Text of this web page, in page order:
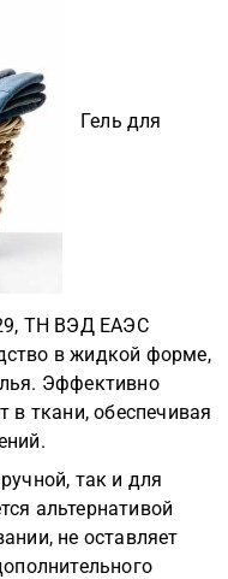
Гель для
ТН ВЭД ЕАЭС
в жидкой форме,
Эффективно
в ткани, обеспечивая
так и для
альтернативой
не оставляет